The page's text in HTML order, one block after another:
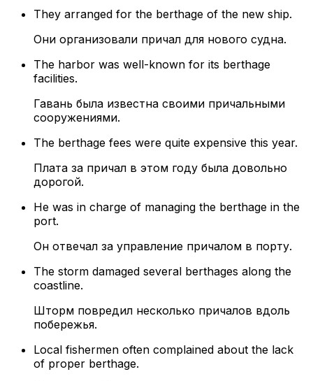
They arranged for the berthage of the new ship.
Они организовали причал для нового судна.
The harbor was well-known for its berthage
facilities.
Гавань была известна своими причальными
сооружениями.
The berthage fees were quite expensive this year.
Плата за причал в этом году была довольно
дорогой.
He was in charge of managing the berthage in the
port.
Он отвечал за управление причалом в порту.
The storm damaged several berthages along the
coastline.
Шторм повредил несколько причалов вдоль
побережья.
Local fishermen often complained about the lack
of proper berthage.